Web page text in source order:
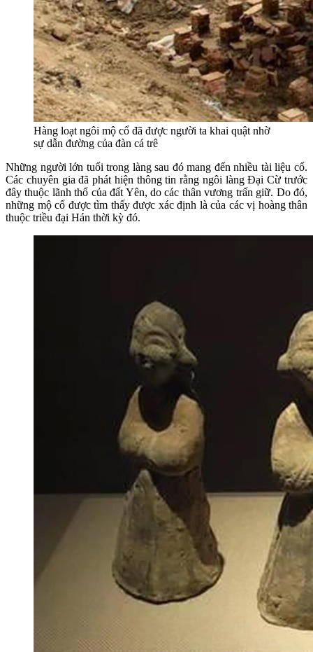
Hàng loạt ngôi mộ cổ đã được người ta khai quật nhờ
sự dẫn đường của đàn cá trê
Những người lớn tuổi trong làng sau đó mang đến nhiều tài liệu cổ.
Các chuyên gia đã phát hiện thông tin rằng ngôi làng Đại Cừ trước
đây thuộc lãnh thổ của đất Yên, do các thân vương trấn giữ. Do đó,
những mộ cổ được tìm thấy được xác định là của các vị hoàng thân
thuộc triều đại Hán thời kỳ đó.